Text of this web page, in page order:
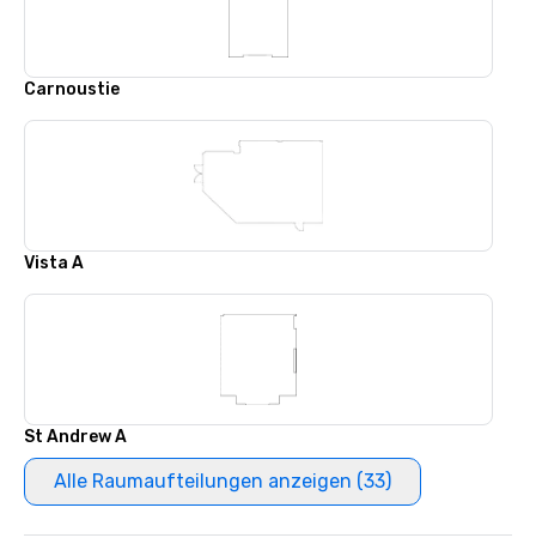
Carnoustie
Vista A
St Andrew A
Alle Raumaufteilungen anzeigen (33)